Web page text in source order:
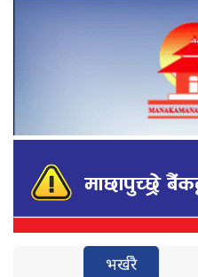
भर्खरै